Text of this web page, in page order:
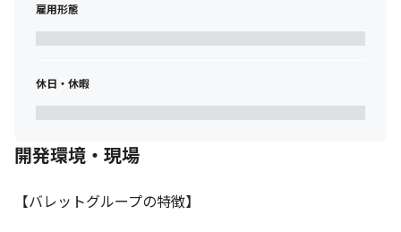
「アニメ会」「日本酒会」「オンラインゲーム会」など、リモー
仕事だけじゃない“つながり”があるから、安心して相談できる仲
そんなあなたの新しい一歩を、私たちは全力でサポートします
雇用形態
休日・休暇
開発環境・現場
【バレットグループの特徴】